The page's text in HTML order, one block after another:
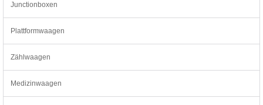
Junctionboxen
Plattformwaagen
Zählwaagen
Medizinwaagen